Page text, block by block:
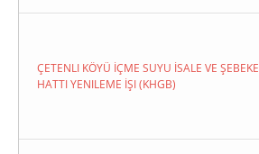
ÇETENLI KÖYÜ İÇME SUYU İSALE VE ŞEBEKE
HATTI YENILEME İŞI (KHGB)